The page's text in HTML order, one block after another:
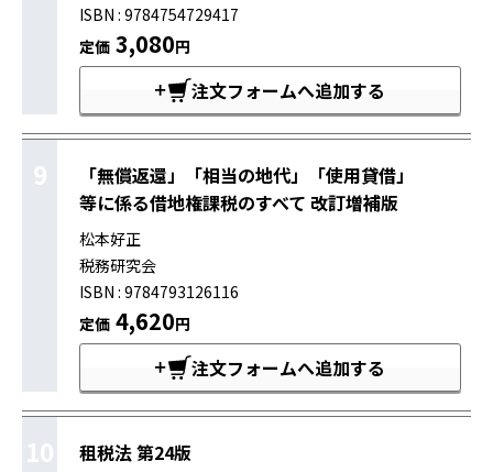
ISBN : 9784754729417
定価 3,080円
注文フォームへ追加する
9
「無償返還」「相当の地代」「使用貸借」
等に係る借地権課税のすべて 改訂増補版
松本好正
税務研究会
ISBN : 9784793126116
定価 4,620円
注文フォームへ追加する
10 租税法 第24版